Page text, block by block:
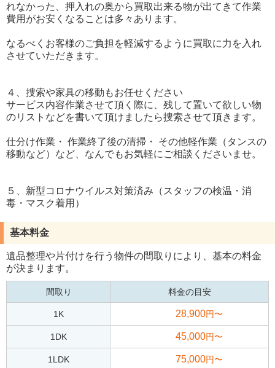
れなかった、押入れの奥から買取出来る物が出てきて作業
費用がお安くなることは多々あります。
なるべくお客様のご負担を軽減するように買取に力を入れ
させていただきます。
４、捜索や家具の移動もお任せください
サービス内容作業させて頂く際に、残して置いて欲しい物
のリストなどを書いて頂けましたら捜索させて頂きます。
仕分け作業・ 作業終了後の清掃・ その他軽作業（タンスの
移動など）など、なんでもお気軽にご相談くださいませ。
５、新型コロナウイルス対策済み（スタッフの検温・消
毒・マスク着用）
基本料金
遺品整理や片付けを行う物件の間取りにより、基本の料金
が決まります。
間取り 料金の目安
1K 28,900円〜
1DK 45,000円〜
1LDK 75,000円〜